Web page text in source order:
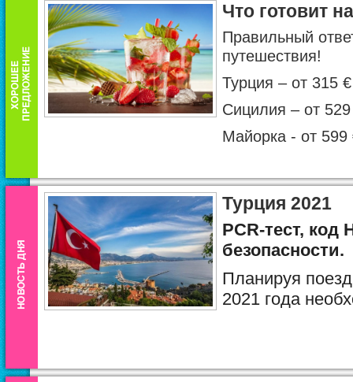
Что готовит
Правильный
путешествия!
Турция – от 315
Сицилия – от 529
Майорка - от 599
Турция 2021
PCR-тест, код
безопасности.
Планируя
2021 года